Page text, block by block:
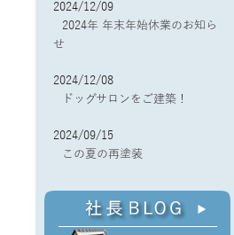
2024/12/09
2024年 年末年始休業のお知ら
せ
2024/12/08
ドッグサロンをご建築！
2024/09/15
この夏の再塗装